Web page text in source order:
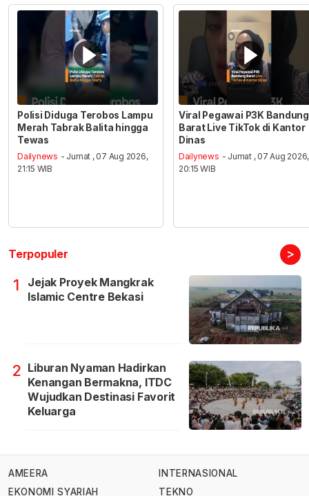
Polisi Diduga Terobos Lampu
Merah Tabrak Balita hingga
Tewas
Dailynews - Jumat , 07 Aug 2026,
21:15 WIB
Viral Pegawai P3K Bandung
Barat Live TikTok di Kantor
Dinas
Dailynews - Jumat , 07 Aug 2026,
20:15 WIB
Terpopuler >
1
Jejak Proyek Mangkrak
Islamic Centre Bekasi
2 Liburan Nyaman Hadirkan
Kenangan Bermakna, ITDC
Wujudkan Destinasi Favorit
Keluarga
AMEERA
EKONOMI SYARIAH
INTERNASIONAL
TEKNO